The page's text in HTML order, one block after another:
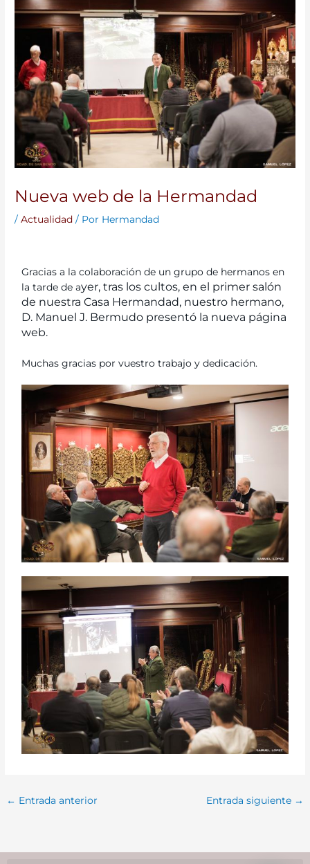
Nueva web de la Hermandad
/Actualidad / Por Hermandad
Gracias a la colaboración de un grupo de hermanos en
la tarde de ayer, tras los cultos, en el primer salón
de nuestra Casa Hermandad, nuestro hermano,
D. Manuel J. Bermudo presentó la nueva página
web.
Muchas gracias por vuestro trabajo y dedicación.
← Entrada anterior Entrada siguiente →